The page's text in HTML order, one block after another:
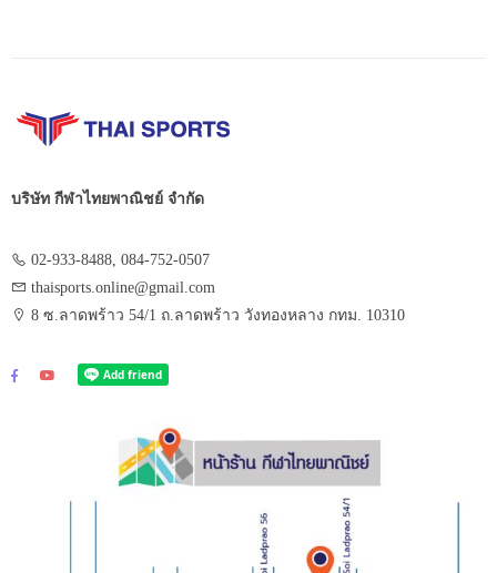
บริษัท กีฬาไทยพาณิชย์ จำกัด
02-933-8488, 084-752-0507
thaisports.online@gmail.com
8 ซ.ลาดพร้าว 54/1 ถ.ลาดพร้าว วังทองหลาง กทม. 10310